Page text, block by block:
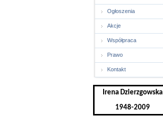
Ogłoszenia
Akcje
Współpraca
Prawo
Kontakt
Irena Dzierzgowska
1948-2009